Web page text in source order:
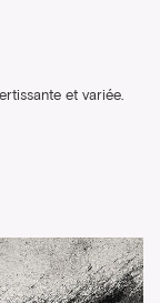
et variée.